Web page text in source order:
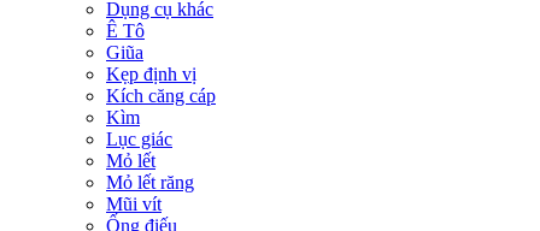
Dụng cụ khác
Ê Tô
Giũa
Kẹp định vị
Kích căng cáp
Kìm
Lục giác
Mỏ lết
Mỏ lết răng
Mũi vít
Ống điếu